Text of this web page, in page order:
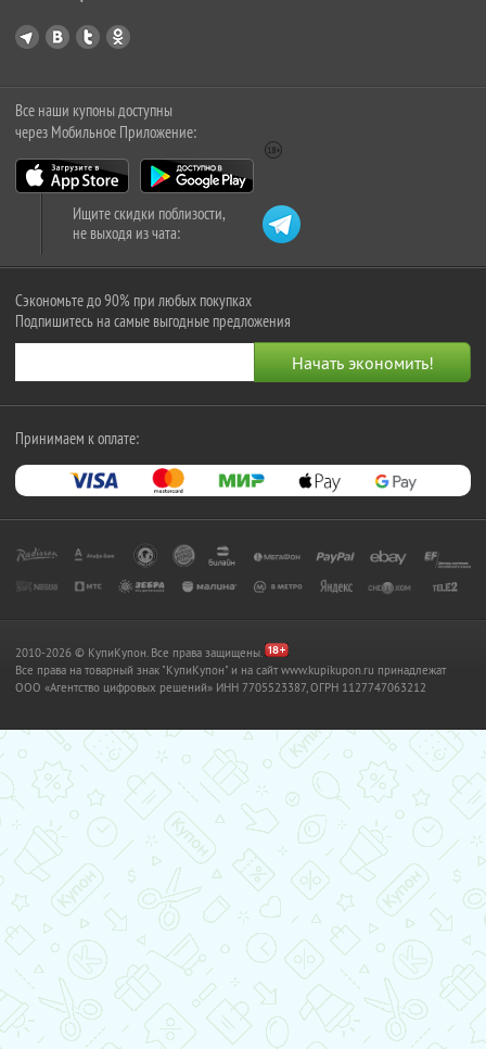
Все наши купоны доступны
через Мобильное Приложение:
Ищите скидки поблизости,
не выходя из чата:
Сэкономьте до 90% при любых покупках
Подпишитесь на самые выгодные предложения
Принимаем к оплате:
2010-2026 © КупиКупон. Все права защищены.
Все права на товарный знак "КупиКупон" и на сайт www.kupikupon.ru принадлежат
OOO «Агентство цифровых решений» ИНН 7705523387, ОГРН 1127747063212